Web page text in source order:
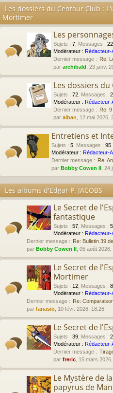
Les dossiers du Centaur Club :
Mortimer
Les
Sujets : 7 Messages :
Modérateur : Rédacteur-
Dernier message : Re:
par archibald , 23 janv.
Les dossiers du
Sujets : 72 Messages :
Modérateur : Rédacteur-
Dernier message : Re:
par alban , 12 mai 2026,
Entretiens et
Sujets : 5 Messages : 95
Modérateur : Rédacteur-
Dernier message : Re:
par Bobby Cowen II ,
Les albums d'Edgar P. JACOBS
Le Secret de
fantastique
Sujets : 57 Messages :
Modérateur : Rédacteur-
Dernier message : Re: Bulletin 39
par Bobby Cowen II , 05 août
Le Secret de
Mortimer
Sujets : 12 Messages :
Modérateur : Rédacteur-
Dernier message : Re:
par fanasio , 10 févr. 2026, 18:26
Le Secret de
Sujets : 39 Messages :
Modérateur : Rédacteur-
Dernier message :
par freric , 15 mars
Le Mystère de
papyrus de